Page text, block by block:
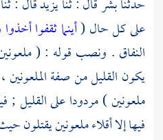
حدثنابشرقال : ثنايزيدقال : ثنا
على كل حال (أينما ثقفوا
النفاق . ونصب قوله : (
يكون القليل من صفة الملعونين
ملعونين ) مردودا على القليل ;
فيها إلا أقلاء ملعونين يقتلون